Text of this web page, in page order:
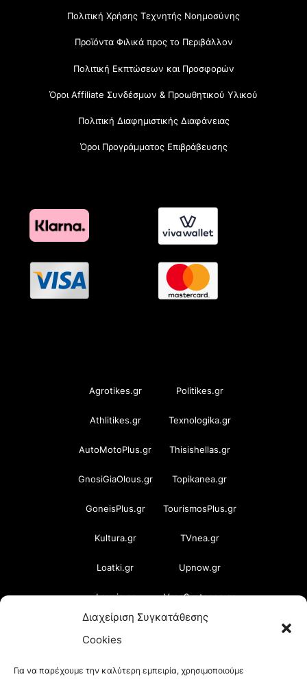
Διαχείριση Συγκατάθεσης
Cookies
Για να παρέχουμε την καλύτερη εμπειρία, χρησιμοποιούμε
Πολιτική Χρήσης Τεχνητής Νοημοσύνης
Προϊόντα Φιλικά προς το Περιβάλλον
Πολιτική Εκπτώσεων και Προσφορών
Όροι Affiliate Συνδέσμων & Προωθητικού Υλικού
Πολιτική Διαφημιστικής Διαφάνειας
Όροι Προγράμματος Επιβράβευσης
Agrotikes.gr Politikes.gr
Athlitikes.gr Texnologika.gr
AutoMotoPlus.gr Thisishellas.gr
GnosiGiaOlous.gr Topikanea.gr
GoneisPlus.gr TourismosPlus.gr
Kultura.gr TVnea.gr
Loatki.gr Upnow.gr
Loveis.gr VresSyntages.gr
ModernaGynaika.gr Xristianika.gr